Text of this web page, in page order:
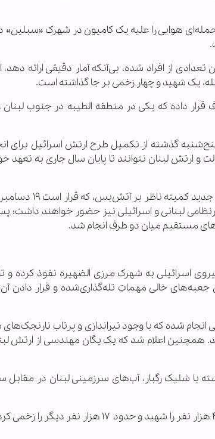
حمله‌ای هوایی را علیه یک کامیون در شهرک
از افراد شده، بی‌آنکه آمار دقیقی ارائه دهد،
یک شهید و چهار زخمی بر جا گذاشته است.
داده که یکی در منطقه الطیبه در جنوب
گذشته از تکمیل طرح ارتش اسرائیل برای
ارتش لبنان نتوانند تا پایان سال جاری به تعهد
این تشدید تنش همچنین چند روز پیش از
لبنانی و اسرائیلی نیز حضور خواهند داشت؛
مستقیم میان دو طرف انجام شد.
خالی مهماتِ تله‌گذاری‌شده و قرار دادن
شده که با وجود تیراندازی و پرتاب نارنجک‌های
همچنین اعلام شد که یک یگان مهندسی از ارتش
با شلیک رگبار، آب‌های سرزمینی لبنان در
اسرائیل از آغاز تجاوز به لبنان در اکتبر ۲۰۲۳ تاکنون بیش از ۴ هزار نفر را شهید و